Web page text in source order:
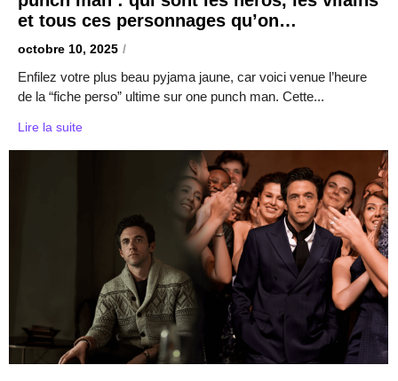
et tous ces personnages qu’on…
octobre 10, 2025 /
Enfilez votre plus beau pyjama jaune, car voici venue l’heure
de la “fiche perso” ultime sur one punch man. Cette...
Lire la suite